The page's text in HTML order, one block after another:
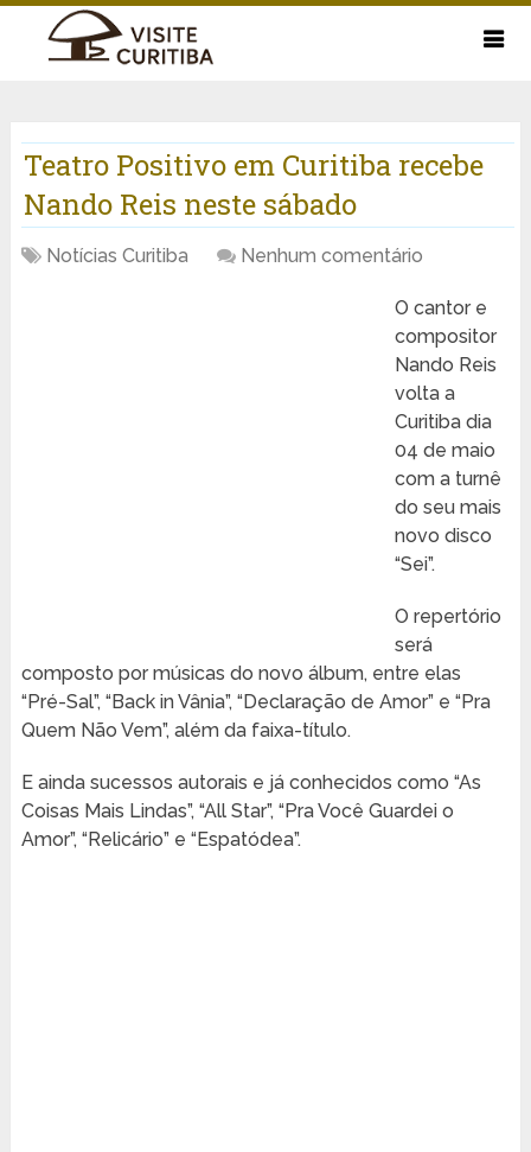
Teatro Positivo em Curitiba recebe
Nando Reis neste sábado
Notícias Curitiba Nenhum comentário
O cantor e
compositor
Nando Reis
volta a
Curitiba dia
04 de maio
com a turnê
do seu mais
novo disco
“Sei”.
O repertório
será
composto por músicas do novo álbum, entre elas
“Pré-Sal”, “Back in Vânia”, “Declaração de Amor” e “Pra
Quem Não Vem”, além da faixa-título.
E ainda sucessos autorais e já conhecidos como “As
Coisas Mais Lindas”, “All Star”, “Pra Você Guardei o
Amor”, “Relicário” e “Espatódea”.